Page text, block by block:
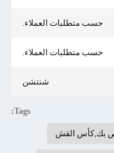
حسب متطلبات العملاء.
حسب متطلبات العملاء.
شنتشن
Tags:
بك,كأس القش